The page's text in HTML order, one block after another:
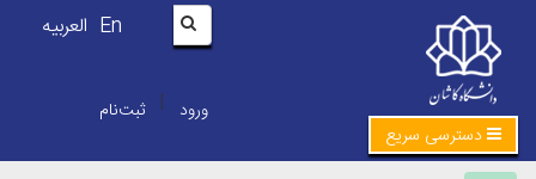
En العربیه
ورود | ثبت‌نام
دسترسی سریع